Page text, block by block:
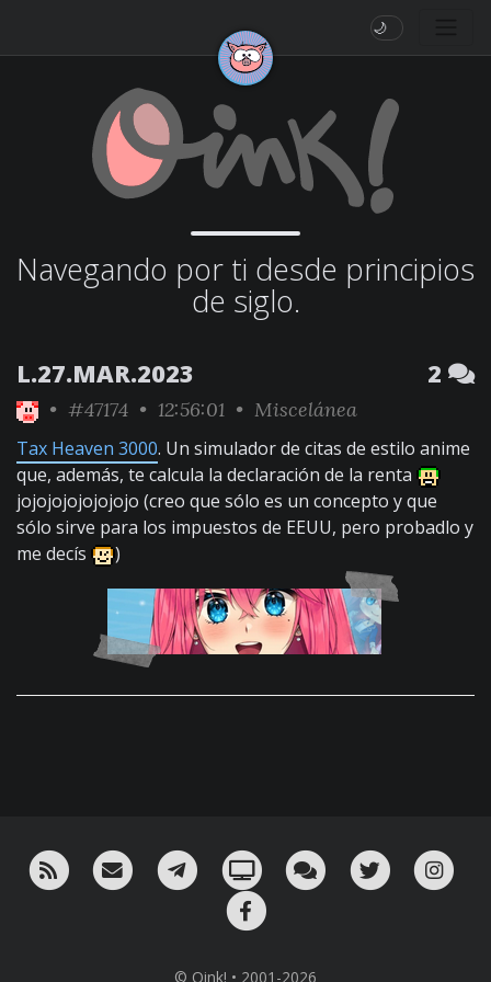
🌙
Navegando por ti desde principios
de siglo.
L.27.MAR.2023 2
• #47174 • 12:56:01 • Miscelánea
Tax Heaven 3000. Un simulador de citas de estilo anime
que, además, te calcula la declaración de la renta
jojojojojojojojo (creo que sólo es un concepto y que
sólo sirve para los impuestos de EEUU, pero probadlo y
me decís
)
RSS ¡Mándame un email!¡Nuestro canal en Telegram!
Oink! TV Charla con nosotros
Twitter
© Oink! • 2001-2026